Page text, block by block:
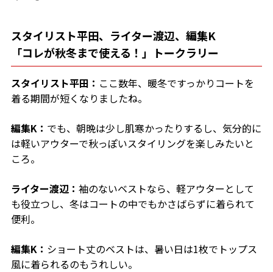
スタイリスト平田、ライター渡辺、編集K
「コレが秋冬まで使える！」トークラリー
スタイリスト平田： ここ数年、暖冬ですっかりコートを
着る期間が短くなりましたね。
編集K： でも、朝晩は少し肌寒かったりするし、気分的に
は軽いアウターで秋っぽいスタイリングを楽しみたいと
ころ。
ライター渡辺： 袖のないベストなら、軽アウターとして
も役立つし、冬はコートの中でもかさばらずに着られて
便利。
編集K： ショート丈のベストは、暑い日は1枚でトップス
風に着られるのもうれしい。